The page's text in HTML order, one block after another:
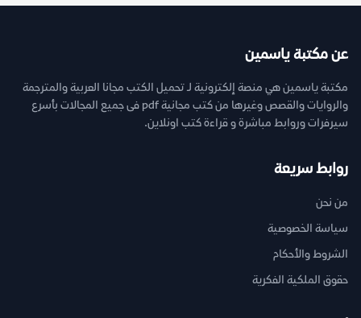
عن مكتبة ياسمين
مكتبة ياسمين هي منصة إلكترونية لـ تحميل الكتب مجانا العربية والمترجمة
والروايات والقصص وغيرها من كتب مجانية pdf فى جميع المجالات بأسرع
سيرفرات وروابط مباشرة و قراءة كتب اونلاين.
روابط سريعة
من نحن
سياسة الخصوصية
الشروط والأحكام
حقوق الملكية الفكرية